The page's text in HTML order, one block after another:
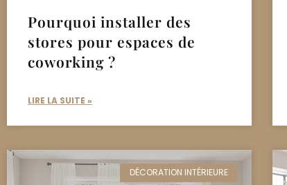
Pourquoi installer des
stores pour espaces de
coworking ?
DÉCORATION INTÉRIEURE